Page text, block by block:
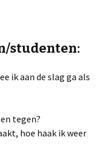
studenten:
ik aan de slag ga als
tegen?
hoe haak ik weer